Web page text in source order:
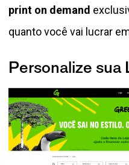
print on demand
quanto você vai lucrar
Personalize sua